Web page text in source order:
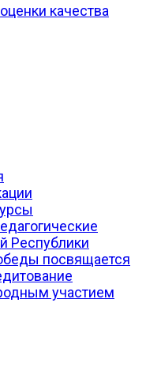
качества
Республики
посвящается
участием